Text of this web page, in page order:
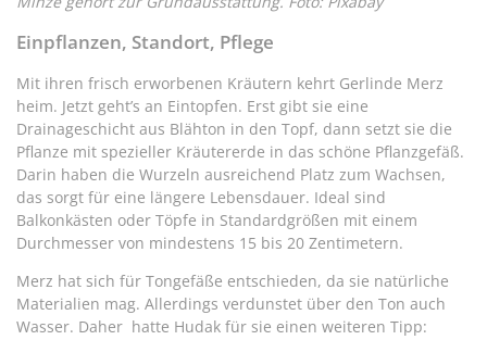
Einpflanzen, Standort, Pflege
Mit ihren frisch erworbenen Kräutern kehrt Gerlinde Merz
heim. Jetzt geht’s an Eintopfen. Erst gibt sie eine
Drainageschicht aus Blähton in den Topf, dann setzt sie die
Pflanze mit spezieller Kräutererde in das schöne Pflanzgefäß.
Darin haben die Wurzeln ausreichend Platz zum Wachsen,
das sorgt für eine längere Lebensdauer. Ideal sind
Balkonkästen oder Töpfe in Standardgrößen mit einem
Durchmesser von mindestens 15 bis 20 Zentimetern.
Merz hat sich für Tongefäße entschieden, da sie natürliche
Materialien mag. Allerdings verdunstet über den Ton auch
Wasser. Daher hatte Hudak für sie einen weiteren Tipp: